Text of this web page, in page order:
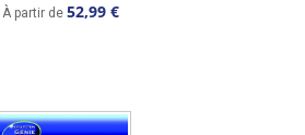
À partir de 52,99 €